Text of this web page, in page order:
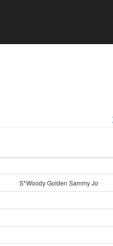
S*Woody Golden Sammy Jo